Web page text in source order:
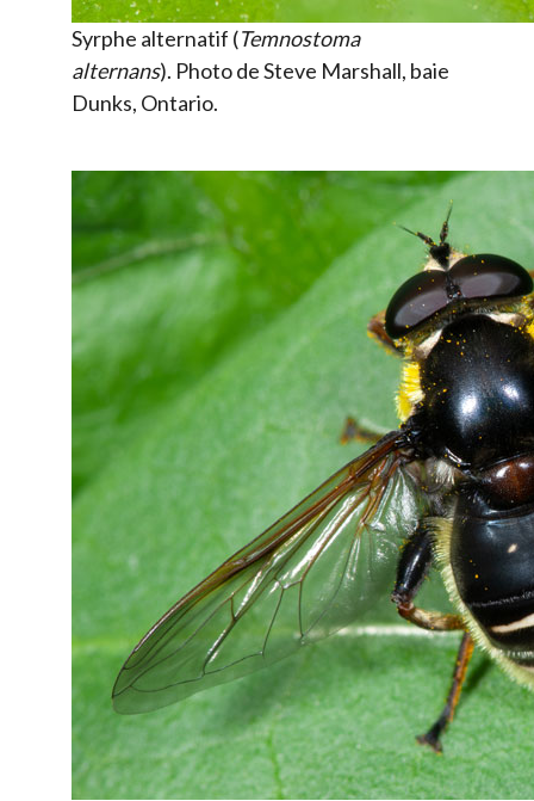
Syrphe alternatif (Temnostoma
alternans). Photo de Steve Marshall, baie
Dunks, Ontario.